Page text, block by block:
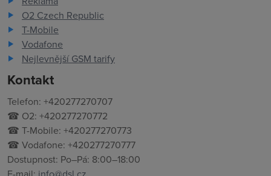
O2 Czech Republic
T-Mobile
Vodafone
Nejlevnější GSM tarify
Kontakt
Telefon: +420277270707
☎ O2: +420277270772
☎ T-Mobile: +420277270773
☎ Vodafone: +420277270777
Dostupnost: Po–Pá: 8:00–18:00